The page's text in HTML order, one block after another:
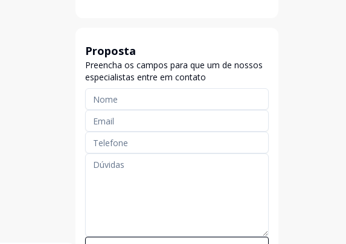
Proposta
Preencha os campos para que um de nossos
especialistas entre em contato